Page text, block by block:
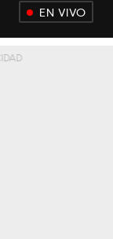
EN VIVO